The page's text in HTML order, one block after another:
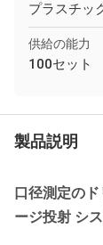
プラスチッ
供給の能力
100セット
製品説明
口径測定の
ージ投射 シ